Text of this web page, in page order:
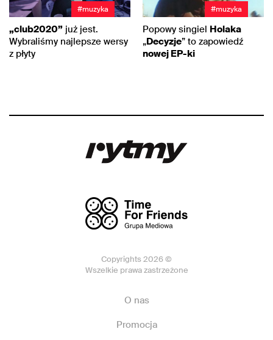
#muzyka
„club2020” już jest.
Wybraliśmy najlepsze wersy
z płyty
#muzyka
Popowy singiel Holaka
„Decyzje” to zapowiedź
nowej EP-ki
Copyrights 2026 ©
Wszelkie prawa zastrzeżone
O nas
Promocja